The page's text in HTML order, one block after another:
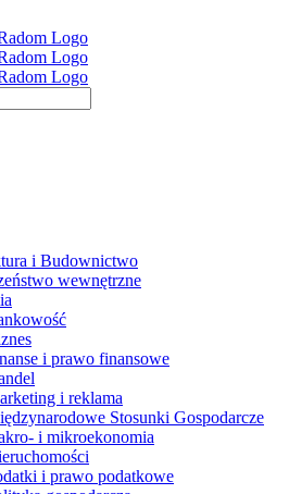
i Budownictwo
wewnętrzne
i prawo finansowe
i reklama
Stosunki Gospodarcze
i mikroekonomia
i prawo podatkowe